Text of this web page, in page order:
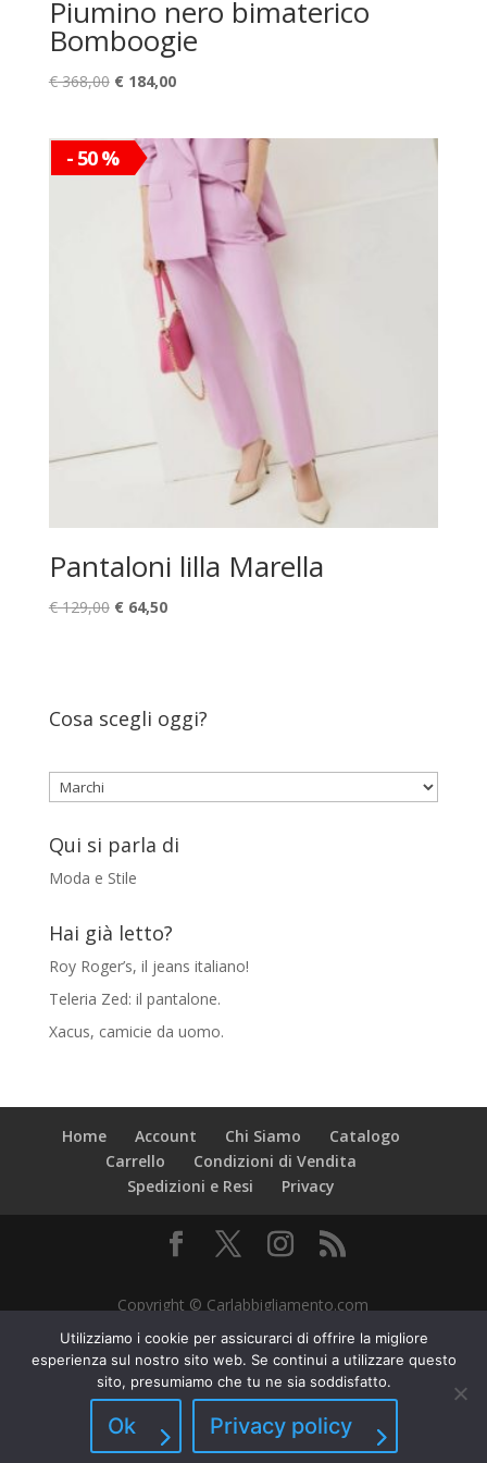
Piumino nero bimaterico
Bomboogie
€368,00 Il
era:
€ 368,00.
€184,00Il
è:
€ 184,00.
- 50 %
Pantaloni lilla Marella
€129,00 Il
€ 129,00.
€64,50Il
Cosa scegli oggi?
Qui si parla di
Moda e Stile
Hai già letto?
Roy Roger’s, il jeans italiano!
Teleria Zed: il pantalone.
Xacus, camicie da uomo.
Home Account Chi Siamo
Catalogo
Carrello
Condizioni di Vendita
Spedizioni e Resi
Privacy
Copyright © Carlabbigliamento.com
P.zza IV Novembre 6, 22074 Lomazzo (CO) - P.IVA
02533690133
Gli ordini che perverranno entro il 12 agosto saranno elaborati dopo
Utilizziamo i cookie per assicurarci di offrire la migliore
esperienza sul nostro sito web. Se continui a utilizzare questo
sito, presumiamo che tu ne sia soddisfatto.
Ok Privacy policy